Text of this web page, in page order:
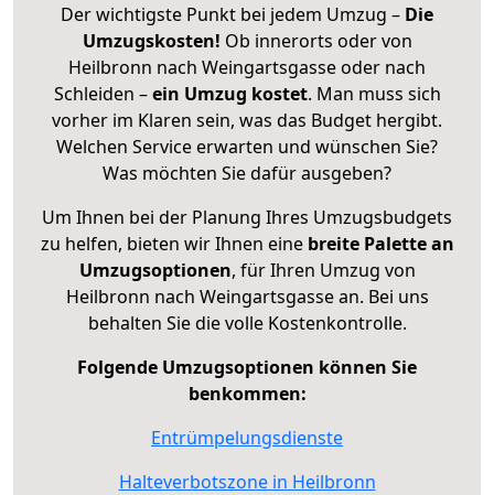
Der wichtigste Punkt bei jedem Umzug – Die
Umzugskosten! Ob innerorts oder von
Heilbronn nach Weingartsgasse oder nach
Schleiden –ein Umzug kostet. Man muss sich
vorher im Klaren sein, was das Budget hergibt.
Welchen Service erwarten und wünschen Sie?
Was möchten Sie dafür ausgeben?
Um Ihnen bei der Planung Ihres Umzugsbudgets
zu helfen, bieten wir Ihnen eine breite Palette an
Umzugsoptionen, für Ihren Umzug von
Heilbronn nach Weingartsgasse an. Bei uns
behalten Sie die volle Kostenkontrolle.
Folgende Umzugsoptionen können Sie
benkommen:
Entrümpelungsdienste
Halteverbotszone in Heilbronn